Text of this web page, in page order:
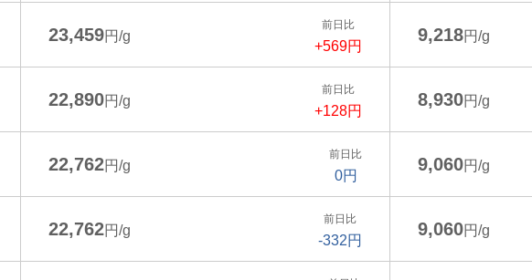
23,459円/g
前日比
+569円
9,218円/g
22,890円/g
前日比
+128円
8,930円/g
22,762円/g
前日比
0円
9,060円/g
22,762円/g
前日比
-332円
9,060円/g